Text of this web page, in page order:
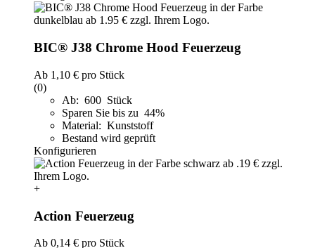
BIC® J38 Chrome Hood Feuerzeug
Ab 1,10 € pro Stück
(0)
Ab: 600 Stück
Sparen Sie bis zu 44%
Material: Kunststoff
Bestand wird geprüft
Konfigurieren
+
Action Feuerzeug
Ab 0,14 € pro Stück